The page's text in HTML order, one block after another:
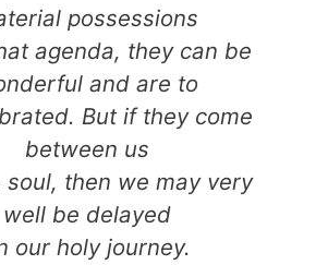
possessions
agenda, they can be
and are to
But if they come
between us
soul, then we may very
well be delayed
our holy journey.